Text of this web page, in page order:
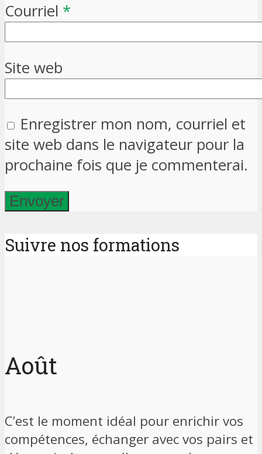
Courriel *
Site web
Enregistrer mon nom, courriel et
site web dans le navigateur pour la
prochaine fois que je commenterai.
Suivre nos formations
Août
C’est le moment idéal pour enrichir vos
compétences, échanger avec vos pairs et